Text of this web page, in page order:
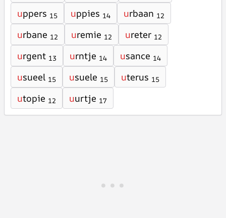
uppers 15 uppies 14 urbaan 12
urbane 12 uremie 12 ureter 12
urgent 13 urntje 14 usance 14
usueel 15 usuele 15 uterus 15
utopie 12 uurtje 17